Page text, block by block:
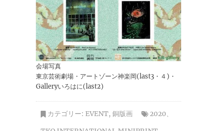
会場写真
東京芸術劇場・アートゾーン神楽岡(last3・４)・
Galleryいろはに(last2)
カテゴリー: EVENT, 銅版画 2020、